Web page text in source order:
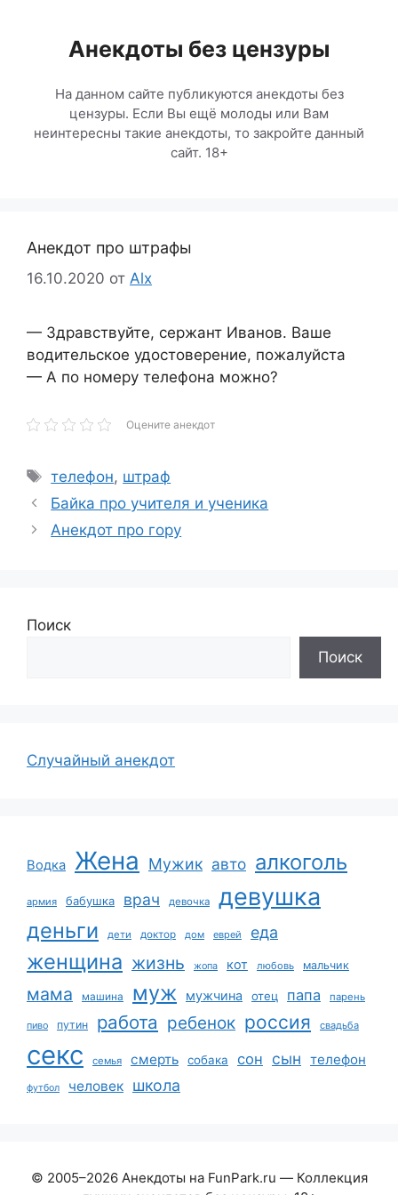
содержимомуАнекдоты без цензуры
На данном сайте публикуются анекдоты без
цензуры. Если Вы ещё молоды или Вам
неинтересны такие анекдоты, то закройте данный
сайт. 18+
Анекдот про штрафы
16.10.2020 от Alx
— Здравствуйте, сержант Иванов. Ваше
водительское удостоверение, пожалуйста
— А по номеру телефона можно?
Оцените анекдот
Метки
телефон, штраф
Байка про учителя и ученика
Анекдот про гору
Поиск
Поиск
Случайный анекдот
Водка Жена Мужик авто алкоголь
армия бабушка врач девочка девушка
деньги дети доктор дом еврей еда
женщина жизнь жопа кот любовь мальчик
мама машина муж мужчина отец папа парень
пиво путин работа ребенок россия свадьба
секс семья смерть собака сон сын телефон
футбол человек школа
© 2005–2026 Анекдоты на FunPark.ru — Коллекция